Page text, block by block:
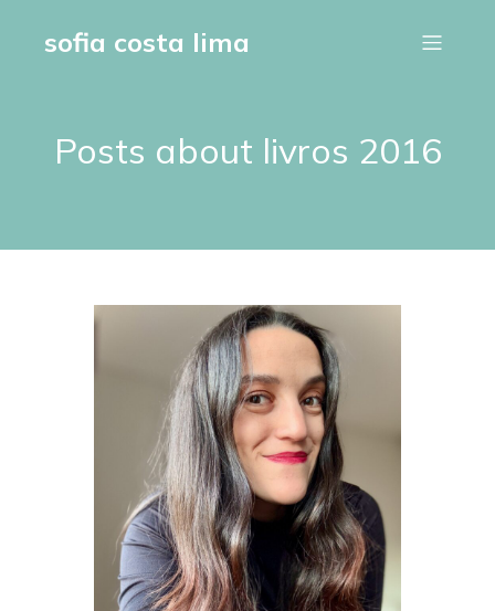
sofia costa lima
Posts about livros 2016